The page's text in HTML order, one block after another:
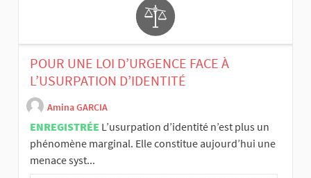
POUR UNE LOI D’URGENCE FACE À
L’USURPATION D’IDENTITÉ
Amina GARCIA
ENREGISTRÉE L’usurpation d’identité n’est plus un
phénomène marginal. Elle constitue aujourd’hui une
menace syst...